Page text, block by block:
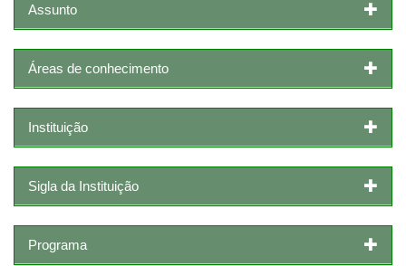
Assunto
Áreas de conhecimento
Instituição
Sigla da Instituição
Programa